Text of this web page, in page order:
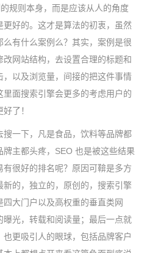
规则本身，而是应该从人的角度
好的。这才是算法的初衷，虽然
有什么案例么？其实，案例是很
网站结构，去设置合理的标题和
以及浏览量，间接的把这件事情
面搜索引擎会更多的考虑用户的
了！
一下，凡是食品，饮料等品牌都
主都头疼，SEO 也是被这些结果
很好的排名呢？原因可鞥是多方
的，独立的，原创的，搜索引擎
大门户以及高权重的垂直类网
光，转载和阅读量；最后一点就
更吸引人的眼球，包括品牌客户